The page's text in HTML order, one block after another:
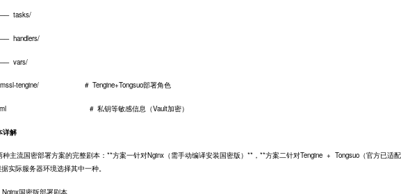
tasks/
vars/
tengine/ # Tengine+Tongsuo部署角色
# 私钥等敏感信息（Vault加密）
详解
种主流国密部署方案的完整剧本：**方案一针对Nginx（需手动编译安装国密版）**，**方案二针对Tengine + Tongsuo（官方已适
实际服务器环境选择其中一种。
国密版部署剧本